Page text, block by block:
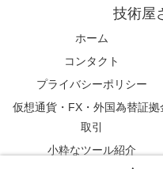
技術屋
ホーム
コンタクト
プライバシーポリシー
仮想通貨・FX・外国為替証拠
取引
小粋なツール紹介